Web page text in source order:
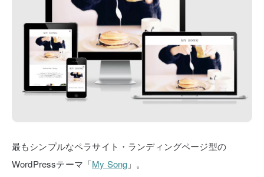
最もシンプルなペラサイト・ランディングページ型の
WordPressテーマ「My Song 」。